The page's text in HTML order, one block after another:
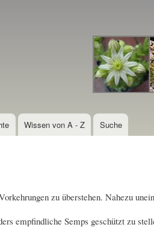
Inhalt
Wissen von A - Z Suche
zu überstehen. Nahezu
empfindliche Semps geschützt zu